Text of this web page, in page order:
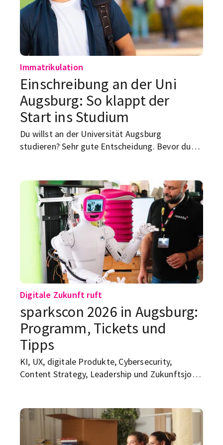
Immatrikulation
Einschreibung an der Uni
Augsburg: So klappt der
Start ins Studium
Du willst an der Universität Augsburg
studieren? Sehr gute Entscheidung. Bevor du
Studiengang auswählen, bewerben, online
immatrikulieren, Antrag unterschreiben,
Unterlagen einreichen, Semesterbeitrag zahlen,
Krankenversicherung klären. Hier bekommst du
den Überblick – ohne Amtsdeutsch, aber mit
den Punkten, die wirklich wichtig sind.
Digitale Zukunft ruft
sparkscon 2026 in Augsburg:
Programm, Tickets und
Tipps
KI, UX, digitale Produkte, Cybersecurity,
Content Strategy, Leadership und Zukunftsjobs
Konferenz mit Badge, Buzzwords und
Menschen, die „Transformation“ sagen, bevor
sie guten Morgen sagen. Dabei ist sie deutlich